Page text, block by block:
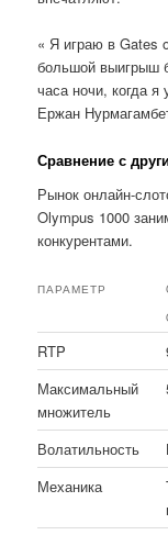
« Я играю в Gates
большой выигрыш
часа ночи, когда
Ержан
Сравнение с
Рынок онлайн-
Olympus 1000
конкурентами.
ПАРАМЕТР
RTP
Максимальный
множитель
Волатильность
Механика